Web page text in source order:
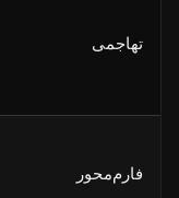
تهاجمی
فارم‌محور